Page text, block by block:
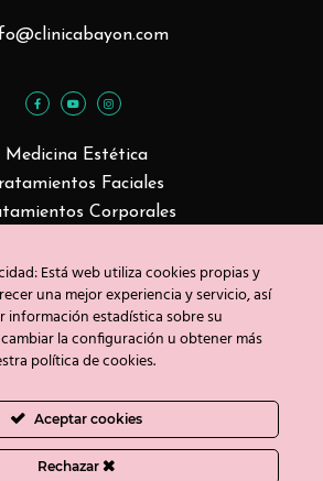
Medicina Estética
Faciales
Corporales
Blog
Contacto
© Clínica Bayón 2020
/Uso de cookies
legal
Está web utiliza cookies propias y
una mejor experiencia y servicio, así
información estadística sobre su
la configuración u obtener más
política de cookies.
Aceptar cookies
Rechazar